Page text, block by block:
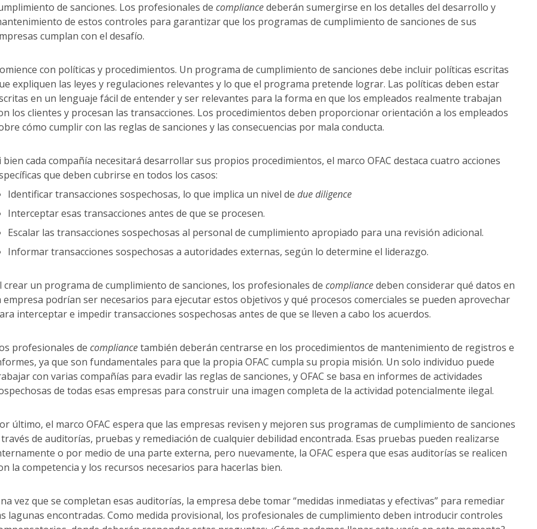
de sanciones. Los profesionales de compliancedeberán sumergirse en los detalles del desarrollo y
de estos controles para garantizar que los programas de cumplimiento de sanciones de sus
cumplan con el desafío.
con políticas y procedimientos. Un programa de cumplimiento de sanciones debe incluir políticas escritas
expliquen las leyes y regulaciones relevantes y lo que el programa pretende lograr. Las políticas deben estar
en un lenguaje fácil de entender y ser relevantes para la forma en que los empleados realmente trabajan
los clientes y procesan las transacciones. Los procedimientos deben proporcionar orientación a los empleados
cómo cumplir con las reglas de sanciones y las consecuencias por mala conducta.
bien cada compañía necesitará desarrollar sus propios procedimientos, el marco OFAC destaca cuatro acciones
que deben cubrirse en todos los casos:
Identificar transacciones sospechosas, lo que implica un nivel de due diligence
Interceptar esas transacciones antes de que se procesen.
Escalar las transacciones sospechosas al personal de cumplimiento apropiado para una revisión adicional.
Informar transacciones sospechosas a autoridades externas, según lo determine el liderazgo.
crear un programa de cumplimiento de sanciones, los profesionales de compliancedeben considerar qué datos en
empresa podrían ser necesarios para ejecutar estos objetivos y qué procesos comerciales se pueden aprovechar
interceptar e impedir transacciones sospechosas antes de que se lleven a cabo los acuerdos.
profesionales de compliancetambién deberán centrarse en los procedimientos de mantenimiento de registros e
ya que son fundamentales para que la propia OFAC cumpla su propia misión. Un solo individuo puede
con varias compañías para evadir las reglas de sanciones, y OFAC se basa en informes de actividades
de todas esas empresas para construir una imagen completa de la actividad potencialmente ilegal.
último, el marco OFAC espera que las empresas revisen y mejoren sus programas de cumplimiento de sanciones
de auditorías, pruebas y remediación de cualquier debilidad encontrada. Esas pruebas pueden realizarse
o por medio de una parte externa, pero nuevamente, la OFAC espera que esas auditorías se realicen
la competencia y los recursos necesarios para hacerlas bien.
vez que se completan esas auditorías, la empresa debe tomar “medidas inmediatas y efectivas” para remediar
lagunas encontradas. Como medida provisional, los profesionales de cumplimiento deben introducir controles